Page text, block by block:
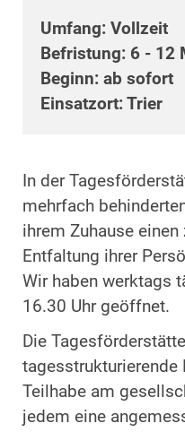
Umfang: Vollzeit
Befristung: 6 - 12
Beginn: ab sofort
Einsatzort: Trier
In der
mehrfach
ihrem Zuhause
Entfaltung ihrer
Wir haben werktags
16.30 Uhr geöffnet.
Die
tagesstrukturierende
Teilhabe am
jedem eine